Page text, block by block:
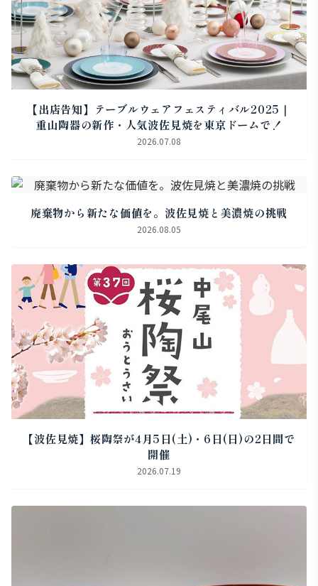
【出店告知】テーブルウェアフェスティバル2025｜
重山陶器の新作・人気波佐見焼を東京ドームで！
2026.07.08
廃棄物から新たな価値を。波佐見焼と美濃焼の挑戦
2026.08.05
【波佐見焼】桜陶祭が4月5日(土)・6日(日)の2日間で
開催
2026.07.19